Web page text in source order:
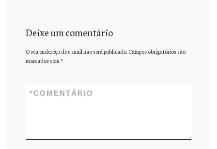
Deixe um comentário
O seu endereço de e-mail não será publicado. Campos obrigatórios são
marcados com*
COMENTÁRIO
*